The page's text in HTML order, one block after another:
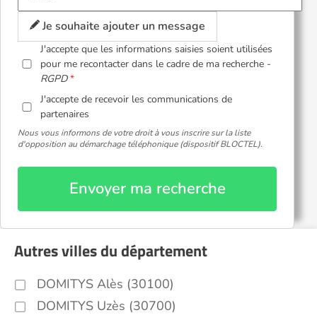
Je souhaite ajouter un message
J'accepte que les informations saisies soient utilisées
pour me recontacter dans le cadre de ma recherche -
RGPD
J'accepte de recevoir les communications de
partenaires
Nous vous informons de votre droit à vous inscrire sur la liste
d'opposition au démarchage téléphonique (dispositif BLOCTEL).
Envoyer ma recherche
Autres villes du département
DOMITYS Alès (30100)
DOMITYS Uzès (30700)